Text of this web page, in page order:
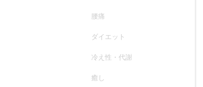
腰痛
ダイエット
冷え性・代謝
癒し